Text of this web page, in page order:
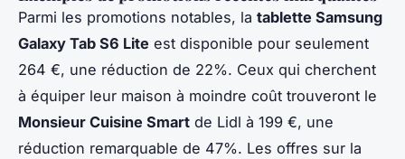
Parmi les promotions notables, la tablette Samsung
Galaxy Tab S6 Lite est disponible pour seulement
264 €, une réduction de 22%. Ceux qui cherchent
à équiper leur maison à moindre coût trouveront le
Monsieur Cuisine Smart de Lidl à 199 €, une
réduction remarquable de 47%. Les offres sur la